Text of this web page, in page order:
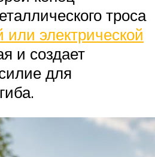
троса
или электрической
и создает
для